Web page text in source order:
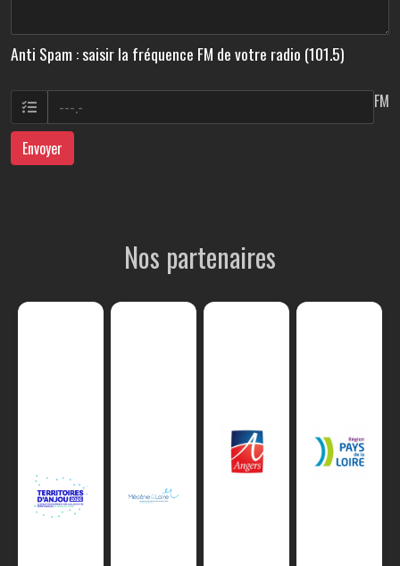
Anti Spam : saisir la fréquence FM de votre radio (101.5)
FM
Envoyer
Nos partenaires